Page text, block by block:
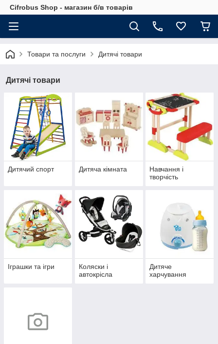
Cifrobus Shop - магазин б/в товарів
Товари та послуги Дитячі товари
Дитячі товари
Дитячий спорт Дитяча кімната
Навчання і
творчість
Іграшки та ігри
Коляски і
автокрісла
Дитяче
харчування